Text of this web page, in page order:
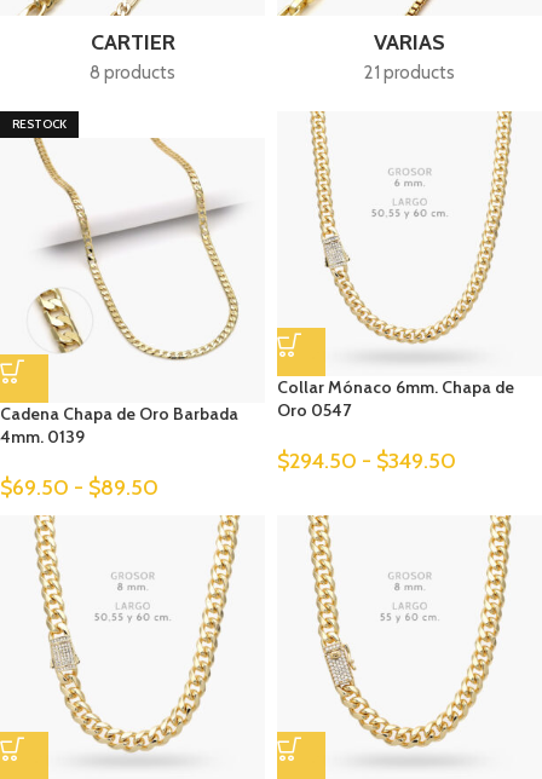
CARTIER
8 products
VARIAS
21 products
RESTOCK
Cadena Chapa de Oro Barbada
4mm. 0139
$69.50 - $89.50
Collar Mónaco 6mm. Chapa de
Oro 0547
$294.50 - $349.50